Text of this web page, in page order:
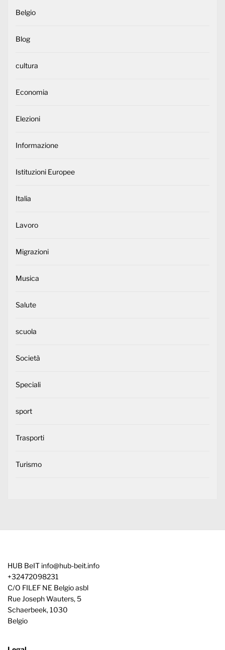
Belgio
Blog
cultura
Economia
Elezioni
Informazione
Istituzioni Europee
Italia
Lavoro
Migrazioni
Musica
Salute
scuola
Società
Speciali
sport
Trasporti
Turismo
HUB BeIT info@hub-beit.info
+32472098231
C/O FILEF NE Belgio asbl
Rue Joseph Wauters, 5
Schaerbeek,1030
Belgio